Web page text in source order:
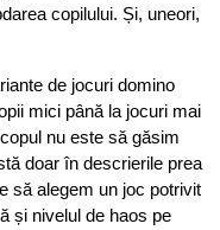
copilului. Și, uneori,
de jocuri domino
mici până la jocuri mai
nu este să găsim
doar în descrierile prea
să alegem un joc potrivit
și nivelul de haos pe